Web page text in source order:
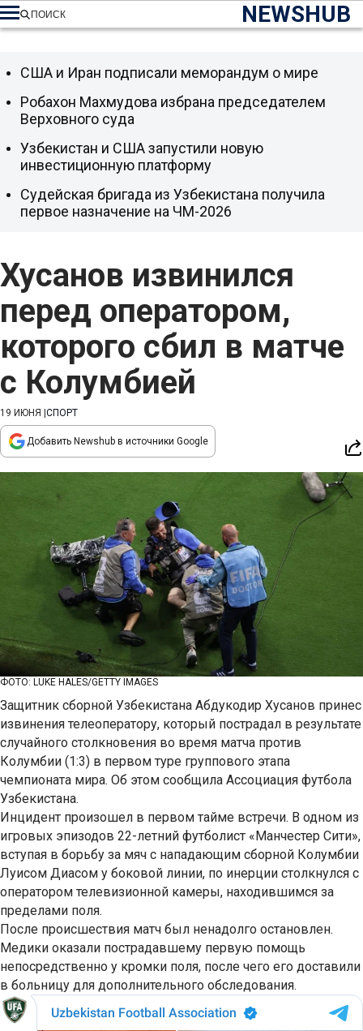
NEWSHUB
ПОИСК
Хусанов извинился
перед оператором,
которого сбил в матче
с Колумбией
19 ИЮНЯ СПОРТ
Добавить Newshub в источники Google
ФОТО: LUKE HALES/GETTY IMAGES
Защитник сборной Узбекистана Абдукодир Хусанов принес
извинения телеоператору, который пострадал в результате
случайного столкновения во время матча против
Колумбии (1:3) в первом туре группового этапа
чемпионата мира. Об этом сообщила Ассоциация футбола
Узбекистана.
Инцидент произошел в первом тайме встречи. В одном из
игровых эпизодов 22-летний футболист «Манчестер Сити»,
вступая в борьбу за мяч с нападающим сборной Колумбии
Луисом Диасом у боковой линии, по инерции столкнулся с
оператором телевизионной камеры, находившимся за
пределами поля.
После происшествия матч был ненадолго остановлен.
Медики оказали пострадавшему первую помощь
непосредственно у кромки поля, после чего его доставили
в больницу для дополнительного обследования.
США и Иран подписали меморандум о мире
Робахон Махмудова избрана председателем
Верховного суда
Узбекистан и США запустили новую
инвестиционную платформу
Судейская бригада из Узбекистана получила
первое назначение на ЧМ-2026